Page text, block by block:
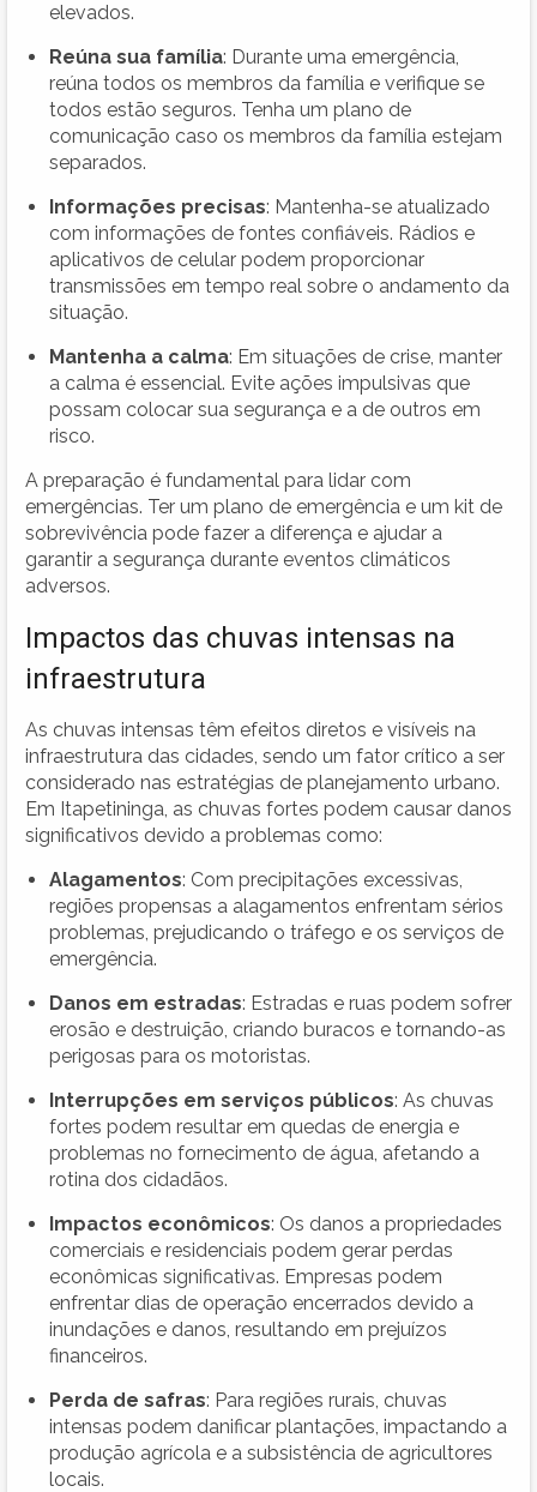
elevados.
Reúna sua família: Durante uma emergência,
reúna todos os membros da família e verifique se
todos estão seguros. Tenha um plano de
comunicação caso os membros da família estejam
separados.
Informações precisas: Mantenha-se atualizado
com informações de fontes confiáveis. Rádios e
aplicativos de celular podem proporcionar
transmissões em tempo real sobre o andamento da
situação.
Mantenha a calma: Em situações de crise, manter
a calma é essencial. Evite ações impulsivas que
possam colocar sua segurança e a de outros em
risco.
A preparação é fundamental para lidar com
emergências. Ter um plano de emergência e um kit de
sobrevivência pode fazer a diferença e ajudar a
garantir a segurança durante eventos climáticos
adversos.
Impactos das chuvas intensas na
infraestrutura
As chuvas intensas têm efeitos diretos e visíveis na
infraestrutura das cidades, sendo um fator crítico a ser
considerado nas estratégias de planejamento urbano.
Em Itapetininga, as chuvas fortes podem causar danos
significativos devido a problemas como:
Alagamentos: Com precipitações excessivas,
regiões propensas a alagamentos enfrentam sérios
problemas, prejudicando o tráfego e os serviços de
emergência.
Danos em estradas: Estradas e ruas podem sofrer
erosão e destruição, criando buracos e tornando-as
perigosas para os motoristas.
Interrupções em serviços públicos: As chuvas
fortes podem resultar em quedas de energia e
problemas no fornecimento de água, afetando a
rotina dos cidadãos.
Impactos econômicos: Os danos a propriedades
comerciais e residenciais podem gerar perdas
econômicas significativas. Empresas podem
enfrentar dias de operação encerrados devido a
inundações e danos, resultando em prejuízos
financeiros.
Perda de safras: Para regiões rurais, chuvas
intensas podem danificar plantações, impactando a
produção agrícola e a subsistência de agricultores
locais.